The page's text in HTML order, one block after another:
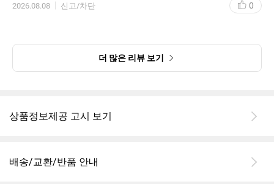
2026.08.08 신고/차단 0
더 많은 리뷰 보기
상품정보제공 고시 보기
배송/교환/반품 안내